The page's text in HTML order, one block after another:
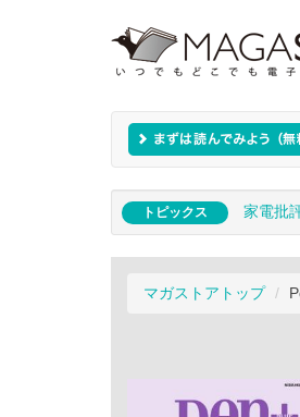
トピックス 家電批
マガストアトップ